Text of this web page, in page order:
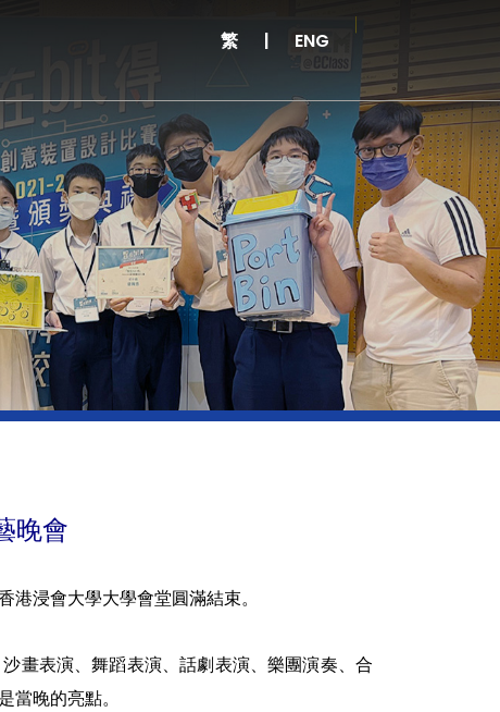
繁 | ENG
晚會
港浸會大學大學會堂圓滿結束。
畫表演、舞蹈表演、話劇表演、樂團演奏、合
當晚的亮點。